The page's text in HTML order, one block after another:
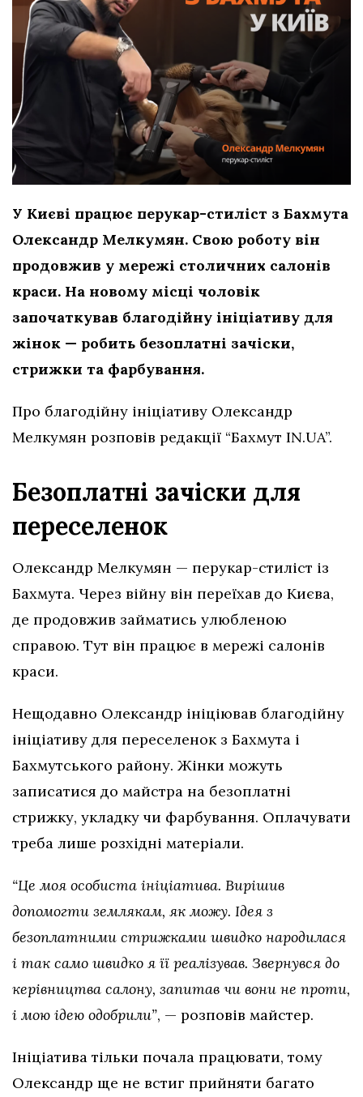
У Києві працює перукар-стиліст з Бахмута
Олександр Мелкумян. Свою роботу він
продовжив у мережі столичних салонів
краси. На новому місці чоловік
започаткував благодійну ініціативу для
жінок — робить безоплатні зачіски,
стрижки та фарбування.
Про благодійну ініціативу Олександр
Мелкумян розповів редакції “Бахмут IN.UA”.
Безоплатні зачіски для
переселенок
Олександр Мелкумян — перукар-стиліст із
Бахмута. Через війну він переїхав до Києва,
де продовжив займатись улюбленою
справою. Тут він працює в мережі салонів
краси.
Нещодавно Олександр ініціював благодійну
ініціативу для переселенок з Бахмута і
Бахмутського району. Жінки можуть
записатися до майстра на безоплатні
стрижку, укладку чи фарбування. Оплачувати
треба лише розхідні матеріали.
“Це моя особиста ініціатива. Вирішив
допомогти землякам, як можу. Ідея з
безоплатними стрижками швидко народилася
і так само швидко я її реалізував. Звернувся до
керівництва салону, запитав чи вони не проти,
і мою ідею одобрили”, — розповів майстер.
Ініціатива тільки почала працювати, тому
Олександр ще не встиг прийняти багато